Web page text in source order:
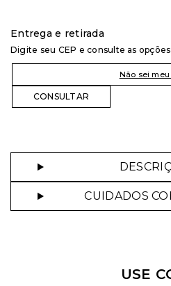
Nossa
Selecione o tamanho
Entrega e retirada
Digite seu CEP e consulte as
Não sei meu
CUIDADOS
USE